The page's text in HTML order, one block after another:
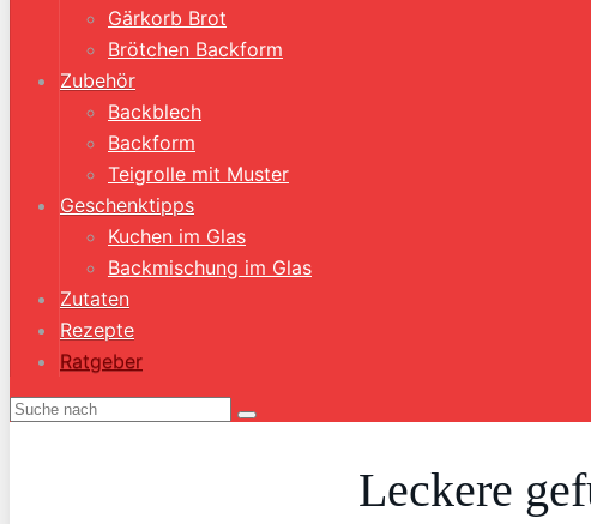
Gärkorb Brot
Brötchen Backform
Zubehör
Backblech
Backform
Teigrolle mit Muster
Geschenktipps
Kuchen im Glas
Backmischung im Glas
Zutaten
Rezepte
Ratgeber
Leckere